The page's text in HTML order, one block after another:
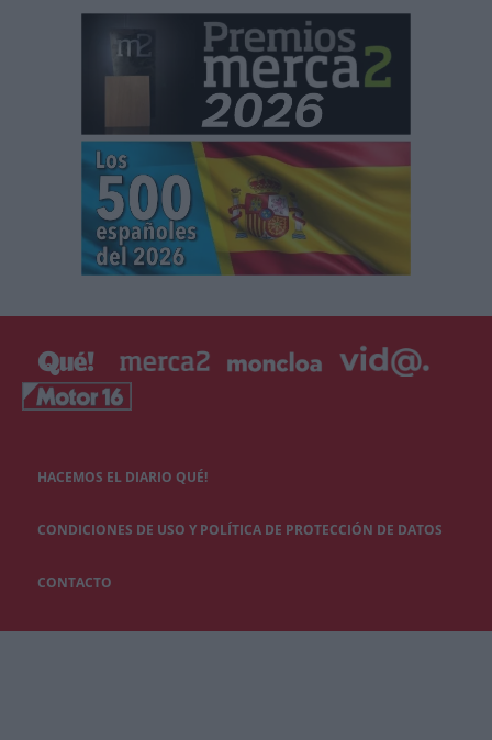
HACEMOS EL DIARIO QUÉ!
CONDICIONES DE USO Y POLÍTICA DE PROTECCIÓN DE DATOS
CONTACTO